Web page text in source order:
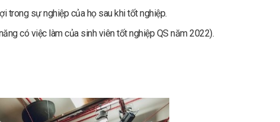
trong sự nghiệp của họ sau khi tốt nghiệp.
có việc làm của sinh viên tốt nghiệp QS năm 2022).